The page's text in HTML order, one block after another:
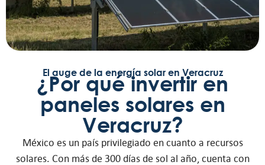
El auge de la energía solar en Veracruz
¿Por qué invertir en
paneles solares en
Veracruz?
México es un país privilegiado en cuanto a recursos
solares. Con más de 300 días de sol al año, cuenta con